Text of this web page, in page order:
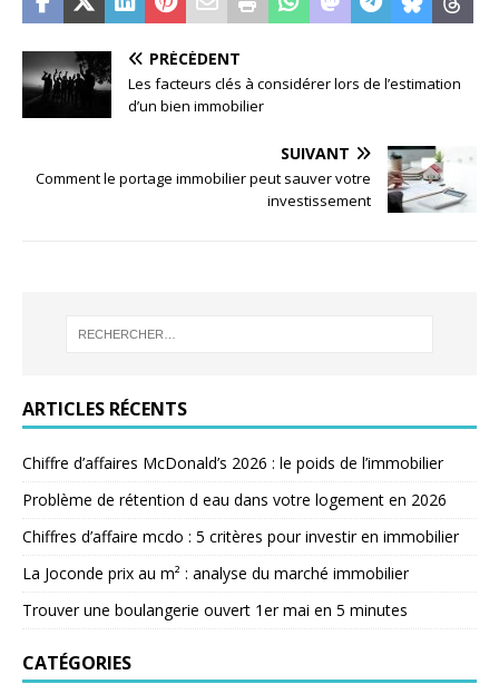
PRÉCÉDENT
Les facteurs clés à considérer lors de l’estimation
d’un bien immobilier
SUIVANT
Comment le portage immobilier peut sauver votre
investissement
ARTICLES RÉCENTS
Chiffre d’affaires McDonald’s 2026 : le poids de l’immobilier
Problème de rétention d eau dans votre logement en 2026
Chiffres d’affaire mcdo : 5 critères pour investir en immobilier
La Joconde prix au m² : analyse du marché immobilier
Trouver une boulangerie ouvert 1er mai en 5 minutes
CATÉGORIES